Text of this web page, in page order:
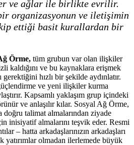
ve ağlar ile birlikte evrilir.
organizasyonun ve iletişimin
ettiği basit kurallardan bir
Örme, tüm grubun var olan ilişkiler
kaldığını ve bu kaynaklara erişmek
gerektiğini hızlı bir şekilde aydınlatır.
ve yeni ilişkiler kurma
Kapsamlı yaklaşım grup içindeki
ve anlaşılır kılar. Sosyal Ağ Örme,
doğru talimat almalarından ziyade
inisiyatif almalarını teşvik eder. Resmi
– hatta arkadaşlarınızın arkadaşları
yatırımlar olmadan ilerlemede büyük